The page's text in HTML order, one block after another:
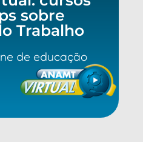
sobre
Trabalho
de educação